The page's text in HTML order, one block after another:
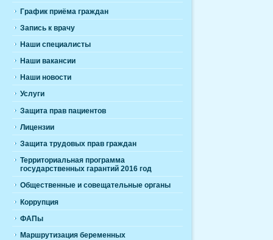
График приёма граждан
Запись к врачу
Наши специалисты
Наши вакансии
Наши новости
Услуги
Защита прав пациентов
Лицензии
Защита трудовых прав граждан
Территориальная программа
государственных гарантий 2016 год
Общественные и совещательные органы
Коррупция
ФАПы
Маршрутизация беременных